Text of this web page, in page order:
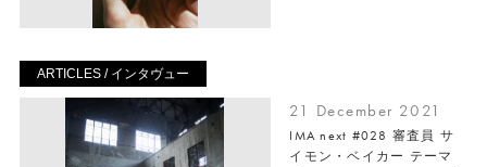
ARTICLES / インタヴュー
21 December 2021
IMA next #028 審査員 サ
イモン・ベイカー テーマ